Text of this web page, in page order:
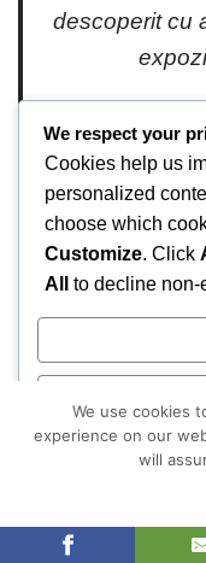
descoperit cu
Cea de-a doua
compleșitoare.
Brâncuși, care face
subiectul unor mari
Indendenților de la
la Ministerul Culturii,
Lucrarea rămâne
semnează alți 70 de
We respect your
Cookies help us
personalized
choose which
Customize. Click
All
to decline non-
We use cookies
experience on our
will